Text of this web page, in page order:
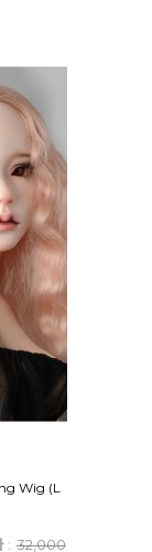
Wig (L
: 32,000